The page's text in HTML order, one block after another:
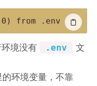
境没有 .env
文
环境变量，不靠